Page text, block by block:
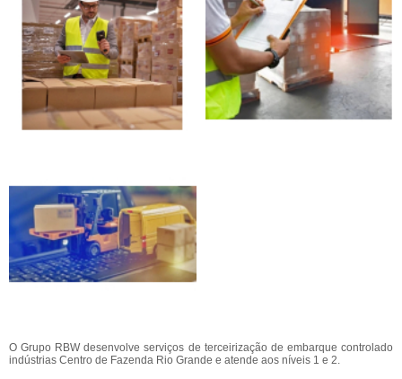
O Grupo RBW desenvolve serviços de terceirização de embarque controlado
indústrias Centro de Fazenda Rio Grande e atende aos níveis 1 e 2.